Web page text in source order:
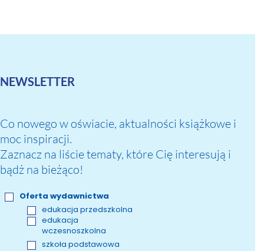
NEWSLETTER
Co nowego w oświacie, aktualności książkowe i
moc inspiracji.
Zaznacz na liście tematy, które Cię interesują i
bądż na bieżąco!
Oferta wydawnictwa
edukacja przedszkolna
edukacja
wczesnoszkolna
szkoła podstawowa